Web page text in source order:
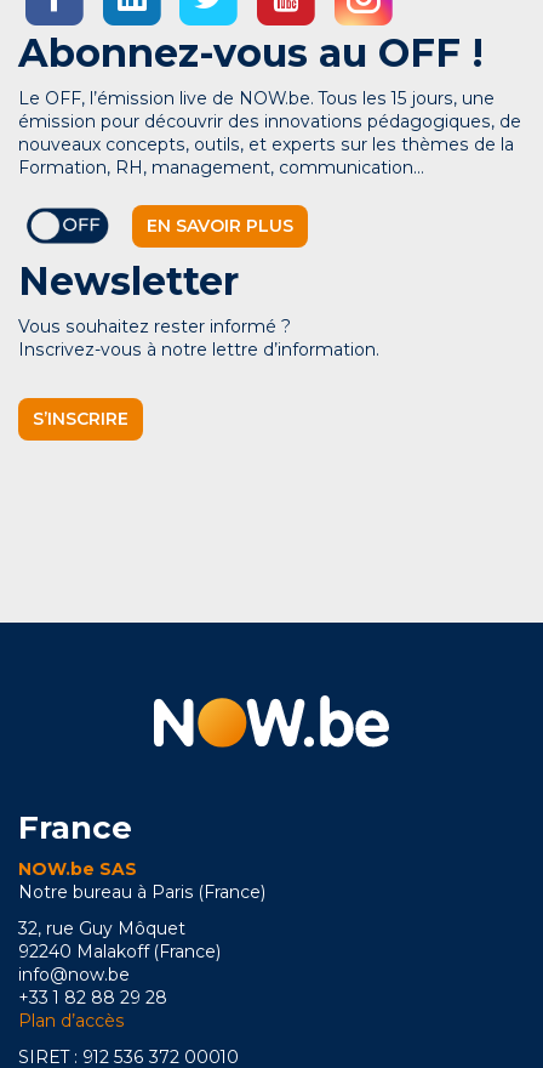
Abonnez-vous au OFF !
Le OFF, l’émission live de NOW.be. Tous les 15 jours, une
émission pour découvrir des innovations pédagogiques, de
nouveaux concepts, outils, et experts sur les thèmes de la
Formation, RH, management, communication…
EN SAVOIR PLUS
Newsletter
Vous souhaitez rester informé ?
Inscrivez-vous à notre lettre d’information.
S’INSCRIRE
France
NOW.be SAS
Notre bureau à Paris (France)
32, rue Guy Môquet
92240 Malakoff (France)
info@now.be
+33 1 82 88 29 28
Plan d’accès
SIRET : 912 536 372 00010